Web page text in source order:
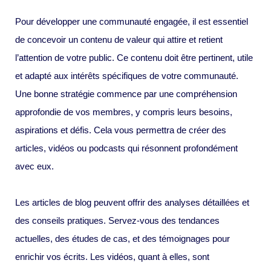
Pour développer une communauté engagée, il est essentiel
de concevoir un contenu de valeur qui attire et retient
l’attention de votre public. Ce contenu doit être pertinent, utile
et adapté aux intérêts spécifiques de votre communauté.
Une bonne stratégie commence par une compréhension
approfondie de vos membres, y compris leurs besoins,
aspirations et défis. Cela vous permettra de créer des
articles, vidéos ou podcasts qui résonnent profondément
avec eux.
Les articles de blog peuvent offrir des analyses détaillées et
des conseils pratiques. Servez-vous des tendances
actuelles, des études de cas, et des témoignages pour
enrichir vos écrits. Les vidéos, quant à elles, sont